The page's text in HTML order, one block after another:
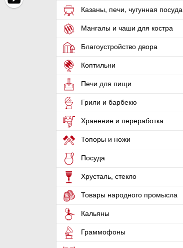
Казаны, печи, чугунная посуда
Мангалы и чаши для костра
Благоустройство двора
Коптильни
Печи для пищи
Грили и барбекю
Хранение и переработка
Топоры и ножи
Посуда
Хрусталь, стекло
Товары народного промысла
Кальяны
Граммофоны